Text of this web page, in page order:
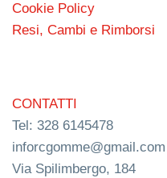
Cookie Policy
Resi, Cambi e Rimborsi
CONTATTI
Tel: 328 6145478
inforcgomme@gmail.com
Via Spilimbergo, 184